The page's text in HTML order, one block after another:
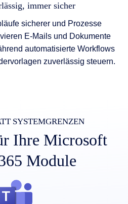
immer sicher
sicherer und Prozesse
E-Mails und Dokumente
automatisierte Workflows
zuverlässig steuern.
SYSTEMGRENZEN
Ihre Microsoft
Module